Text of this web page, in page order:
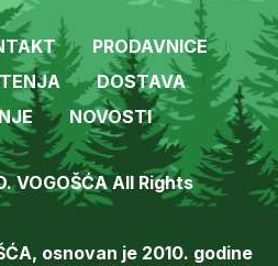
PRODAVNICE
DOSTAVA
NOVOSTI
VOGOŠĆA All Rights
osnovan je 2010. godine